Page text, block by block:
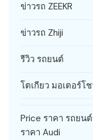
ข่าวรถ ZEEKR
ข่าวรถ Zhiji
รีวิว รถยนต์
โตเกียว มอเตอร์โ
Price ราคา รถยน
ราคา Audi